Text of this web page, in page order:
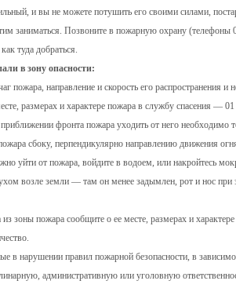
и вы не можете потушить его своими силами,
заниматься. Позвоните в пожарную охрану
туда добраться.
в зону опасности:
пожара, направление и скорость его распространения и
размерах и характере пожара в службу спасения —
фронта пожара уходить от него необходимо
сбоку, перпендикулярно направлению движения
уйти от пожара, войдите в водоем, или накройтесь
возле земли — там он менее задымлен, рот и нос при
зоны пожара сообщите о ее месте, размерах и
в нарушении правил пожарной безопасности, в
административную или уголовную